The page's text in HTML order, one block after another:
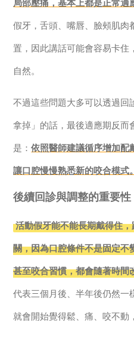
局部壓痛，基本上都是正常適
假牙，舌頭、嘴唇、臉頰肌肉
置，因此講話可能會容易卡住
自然。
不過這些問題大多可以透過回
拿掉」的話，最後適應期反而
是：依照醫師建議循序增加配
讓口腔慢慢熟悉新的咬合模式。
後續回診與調整的重要性
活動假牙能不能長期戴得住
關，因為口腔條件不是固定不
甚至咬合習慣，都會隨著時間
代表三個月後、半年後仍然一
就會開始覺得鬆、痛、咬不動